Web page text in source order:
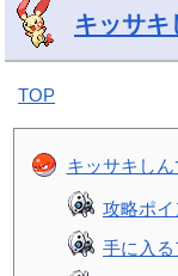
キッサキ
TOP
キッサキしん
攻略ポイ
手に入